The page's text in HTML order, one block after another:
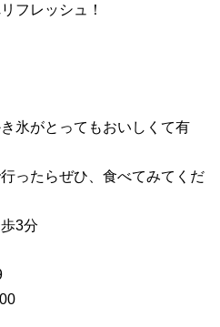
フレッシュ！
がとってもおいしくて有
たらぜひ、食べてみてくだ
3分